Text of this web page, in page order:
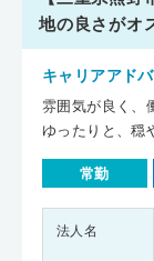
地の良さがオ
キャリアアド
雰囲気が良く、
ゆったりと、穏
常勤
法人名